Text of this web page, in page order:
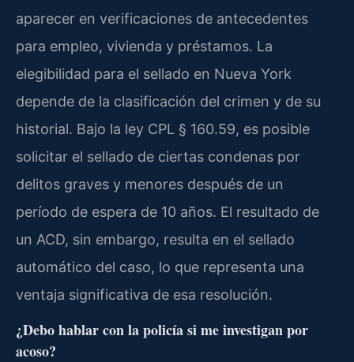
aparecer en verificaciones de antecedentes
para empleo, vivienda y préstamos. La
elegibilidad para el sellado en Nueva York
depende de la clasificación del crimen y de su
historial. Bajo la ley CPL § 160.59, es posible
solicitar el sellado de ciertas condenas por
delitos graves y menores después de un
período de espera de 10 años. El resultado de
un ACD, sin embargo, resulta en el sellado
automático del caso, lo que representa una
ventaja significativa de esa resolución.
¿Debo hablar con la policía si me investigan por
acoso?